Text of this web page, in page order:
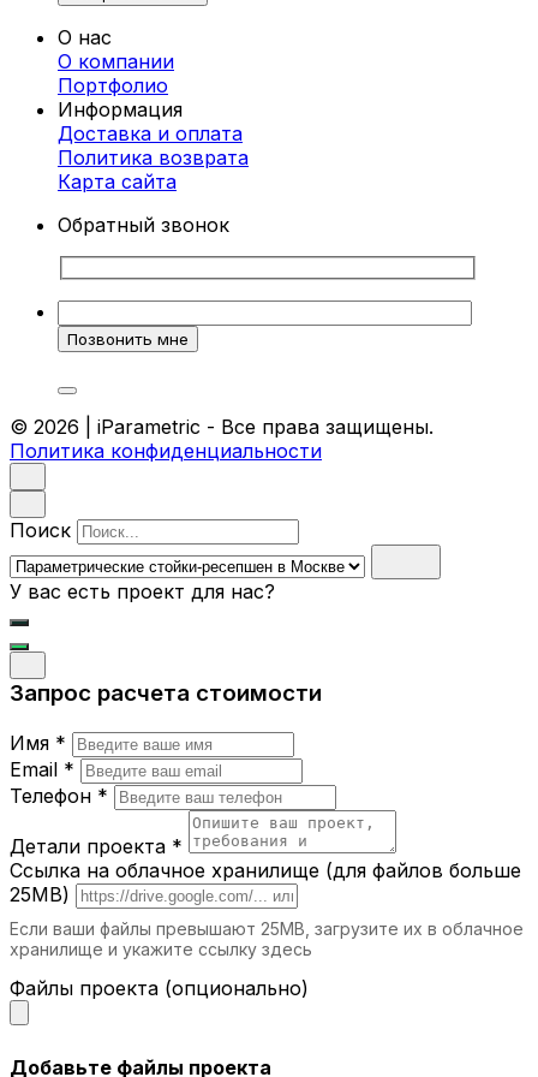
моделирования. Это позволяет создавать
изделия сложной геометрии, которые
идеально вписываются в любой интерьер.
Каждая стойка проектируется индивидуально,
чтобы соответствовать вашим требованиям и
особенностям помещения.
Преимущества параметрических стоек-
Индивидуальный дизайн.Каждая стойка
разрабатывается с учетом
корпоративного стиля и ваших
предпочтений.
Высокое качество материалов.
экологически чистые материалы, которые
гарантируют долговечность.
Эргономика.Наши стойки удобны для
Уникальный внешний вид.
становятся центральным элементом
интерьера, привлекая внимание.
Где можно использовать
параметрические стойки-ресепшен?
Бизнес-центры.Подчеркните статус
современной стойки.
Отели.Первое впечатление гостей
начинается с ресепшн, и наша мебель
помогает создать атмосферу
гостеприимства.
Салоны красоты и спа.Уникальный
дизайн стойки подчеркнет элитность
вашего заведения.
Торговые центры.Функциональные и
привлекательные стойки-ресепшн
идеально подходят для информационных
для регистрации посетителей и создания
О нас
О компании
Портфолио
Информация
Доставка и оплата
Политика возврата
Карта cайта
Обратный звонок
© 2026 | iParametric - Все права защищены.
Политика конфиденциальности
Поиск
У вас есть проект для нас?
Запрос расчета стоимости
Имя *
Email *
Телефон *
Детали проекта *
Ссылка на облачное хранилище (для файлов больше
25MB)
Если ваши файлы превышают 25MB, загрузите их в облачное
хранилище и укажите ссылку здесь
Файлы проекта (опционально)
Добавьте файлы проекта